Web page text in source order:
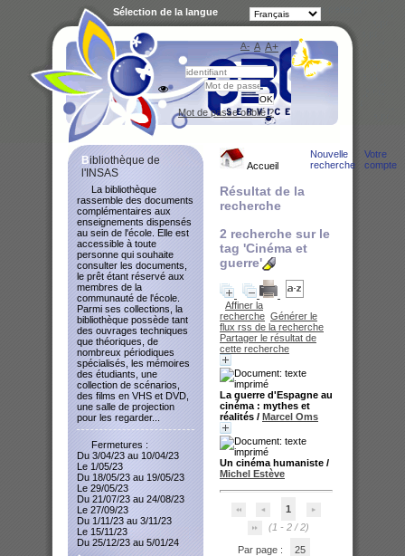
Accueil
Nouvelle
recherche
Votre
compte
Résultat de la
recherche
2 recherche sur le
tag 'Cinéma et
guerre'
Affiner la
recherche Générer le
flux rss de la recherche
Partager le résultat de
cette recherche
La guerre d'Espagne au
cinéma : mythes et
réalités / Marcel Oms
Un cinéma humaniste /
Michel Estève
1
(1 - 2 / 2)
Par page : 25
Bibliothèque de
l'INSAS
La bibliothèque
rassemble des documents
complémentaires aux
enseignements dispensés
au sein de l'école. Elle est
accessible à toute
personne qui souhaite
consulter les documents,
le prêt étant réservé aux
membres de la
communauté de l'école.
Parmi ses collections, la
bibliothèque possède tant
des ouvrages techniques
que théoriques, de
nombreux périodiques
spécialisés, les mémoires
des étudiants, une
collection de scénarios,
des films en VHS et DVD,
une salle de projection
pour les regarder...
Fermetures :
Du 3/04/23 au 10/04/23
Le 1/05/23
Du 18/05/23 au 19/05/23
Le 29/05/23
Du 21/07/23 au 24/08/23
Le 27/09/23
Du 1/11/23 au 3/11/23
Le 15/11/23
Du 25/12/23 au 5/01/24
A- A A+
Sélection de la langue
Mot de passe oublié ?